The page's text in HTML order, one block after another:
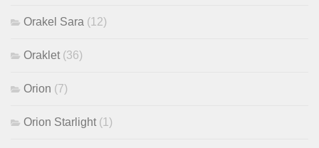
Orakel Sara (12)
Oraklet (36)
Orion (7)
Orion Starlight (1)